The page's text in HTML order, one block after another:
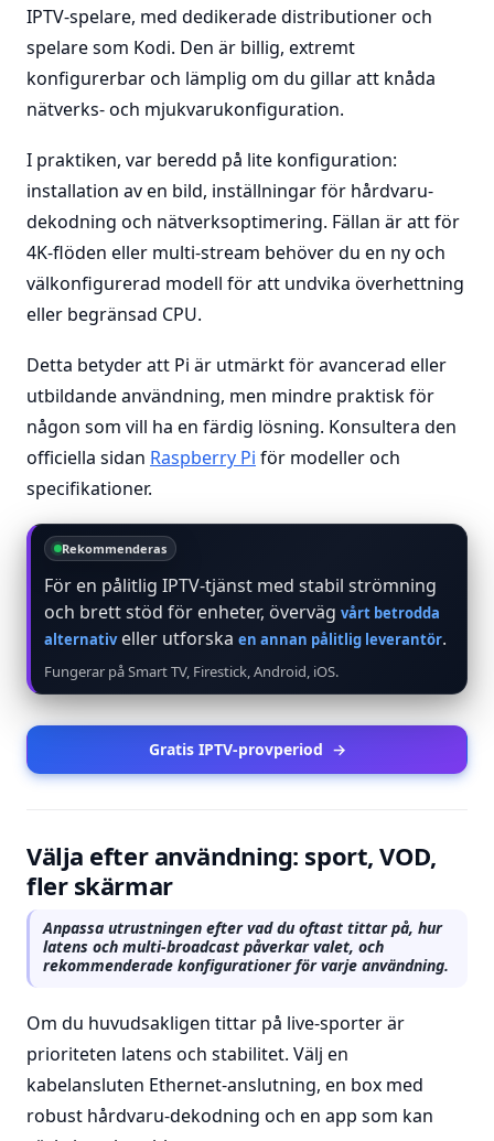
IPTV-spelare, med dedikerade distributioner och
spelare som Kodi. Den är billig, extremt
konfigurerbar och lämplig om du gillar att knåda
nätverks- och mjukvarukonfiguration.
I praktiken, var beredd på lite konfiguration:
installation av en bild, inställningar för hårdvaru-
dekodning och nätverksoptimering. Fällan är att för
4K-flöden eller multi-stream behöver du en ny och
välkonfigurerad modell för att undvika överhettning
eller begränsad CPU.
Detta betyder att Pi är utmärkt för avancerad eller
utbildande användning, men mindre praktisk för
någon som vill ha en färdig lösning. Konsultera den
officiella sidan Raspberry Pi för modeller och
specifikationer.
Rekommenderas
För en pålitlig IPTV-tjänst med stabil strömning
och brett stöd för enheter, överväg vårt betrodda
alternativeller utforska en annan pålitlig leverantör.
Fungerar på Smart TV, Firestick, Android, iOS.
Gratis IPTV-provperiod →
Välja efter användning: sport, VOD,
fler skärmar
Anpassa utrustningen efter vad du oftast tittar på, hur
latens och multi-broadcast påverkar valet, och
rekommenderade konfigurationer för varje användning.
Om du huvudsakligen tittar på live-sporter är
prioriteten latens och stabilitet. Välj en
kabelansluten Ethernet-anslutning, en box med
robust hårdvaru-dekodning och en app som kan